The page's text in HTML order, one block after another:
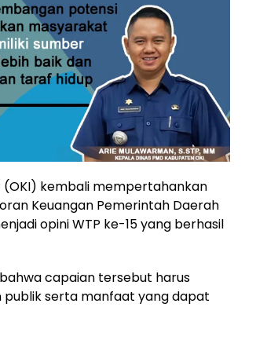
(OKI) kembali mempertahankan
Keuangan Pemerintah Daerah
opini WTP ke-15 yang berhasil
capaian tersebut harus
serta manfaat yang dapat